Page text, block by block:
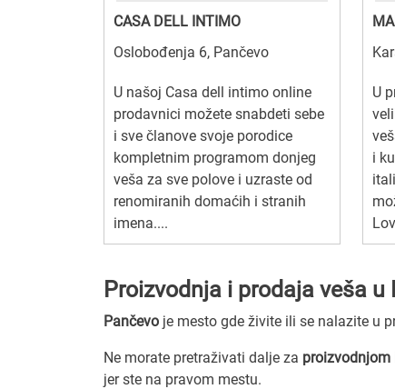
CASA DELL INTIMO
Oslobođenja 6, Pančevo
U našoj Casa dell intimo online
prodavnici možete snabdeti sebe
i sve članove svoje porodice
kompletnim programom donjeg
veša za sve polove i uzraste od
renomiranih domaćih i stranih
imena....
U
i
Proizvodnja i prodaja veša u
Pančevo je mesto gde živite ili se nalazite u
Ne morate pretraživati dalje za proizvodnjom
jer ste na pravom mestu.